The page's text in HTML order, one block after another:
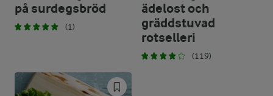
på surdegsbröd
(1)
ädelost och
gräddstuvad
rotselleri
(119)